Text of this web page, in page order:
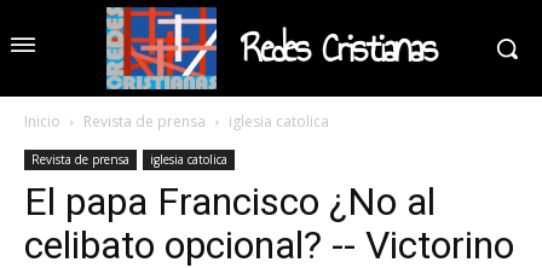
Redes Cristianas
Inicio Revista de prensa iglesia catolica
Revista de prensa iglesia catolica
El papa Francisco ¿No al
celibato opcional? -- Victorino